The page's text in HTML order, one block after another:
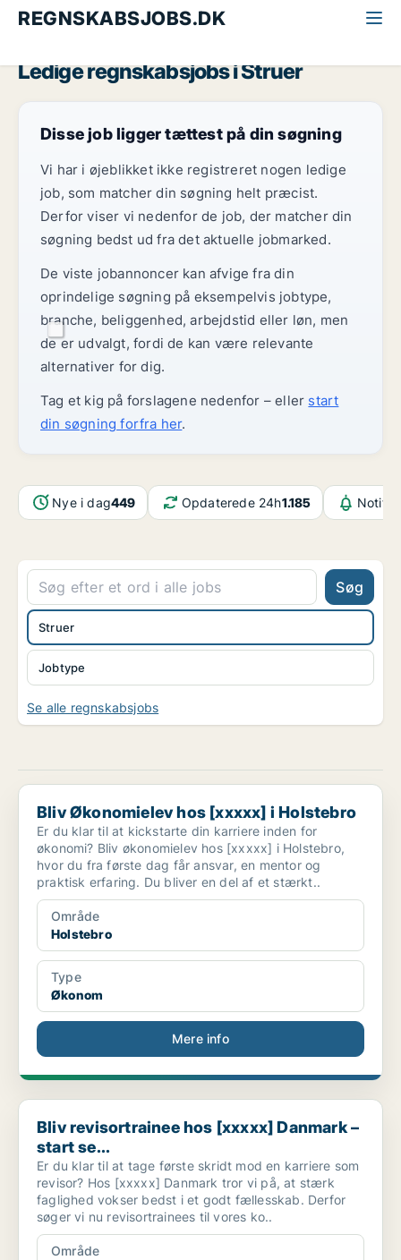
REGNSKABSJOBS.DK
Ledige regnskabsjobs i Struer
Disse job ligger tættest på din søgning
Vi har i øjeblikket ikke registreret nogen ledige
job, som matcher din søgning helt præcist.
Derfor viser vi nedenfor de job, der matcher din
søgning bedst ud fra det aktuelle jobmarked.
De viste jobannoncer kan afvige fra din
oprindelige søgning på eksempelvis jobtype,
branche, beliggenhed, arbejdstid eller løn, men
de er udvalgt, fordi de kan være relevante
alternativer for dig.
Tag et kig på forslagene nedenfor – eller start
din søgning forfra her.
Nye i dag449 Opdaterede 24h1.185
Søg
Jobtype
Struer
Se alle regnskabsjobs
Bliv Økonomielev hos [xxxxx] i Holstebro
Bliv Økonomielev hos [xxxxx] i Holstebro
Er du klar til at kickstarte din karriere inden for
økonomi? Bliv økonomielev hos [xxxxx] i Holstebro,
hvor du fra første dag får ansvar, en mentor og
praktisk erfaring. Du bliver en del af et stærkt..
Område
Holstebro
Type
Økonom
Mere info
Bliv revisortrainee hos [xxxxx] Danmark – start se...
Bliv revisortrainee hos [xxxxx] Danmark –
start se...
Er du klar til at tage første skridt mod en karriere som
revisor? Hos [xxxxx] Danmark tror vi på, at stærk
faglighed vokser bedst i et godt fællesskab. Derfor
søger vi nu revisortrainees til vores ko..
Område